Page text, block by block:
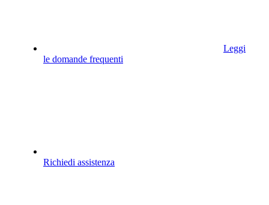
Leggi
le domande frequenti
Richiedi assistenza